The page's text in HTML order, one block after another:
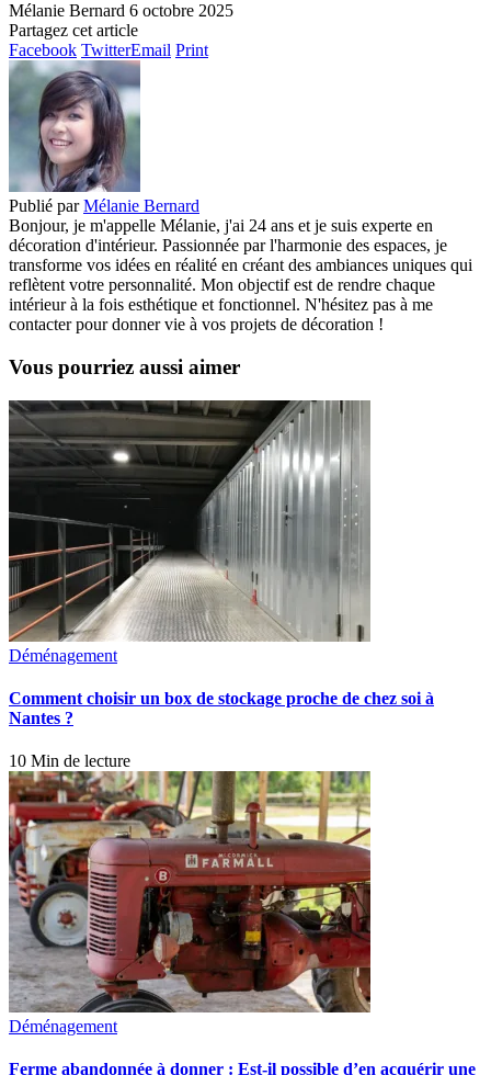
Mélanie Bernard 6 octobre 2025
Partagez cet article
Facebook TwitterEmail Print
Publié par Mélanie Bernard
Bonjour, je m'appelle Mélanie, j'ai 24 ans et je suis experte en
décoration d'intérieur. Passionnée par l'harmonie des espaces, je
transforme vos idées en réalité en créant des ambiances uniques qui
reflètent votre personnalité. Mon objectif est de rendre chaque
intérieur à la fois esthétique et fonctionnel. N'hésitez pas à me
contacter pour donner vie à vos projets de décoration !
Vous pourriez aussi aimer
Déménagement
Comment choisir un box de stockage proche de chez soi à
Nantes ?
10 Min de lecture
Déménagement
Ferme abandonnée à donner : Est-il possible d’en acquérir une